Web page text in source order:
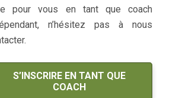
pour vous en tant que coach
n’hésitez pas à nous
S’INSCRIRE EN TANT QUE
COACH